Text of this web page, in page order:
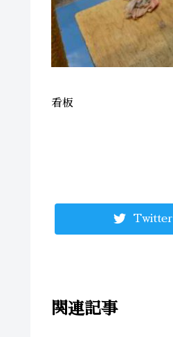
看板
Twitter
関連記事